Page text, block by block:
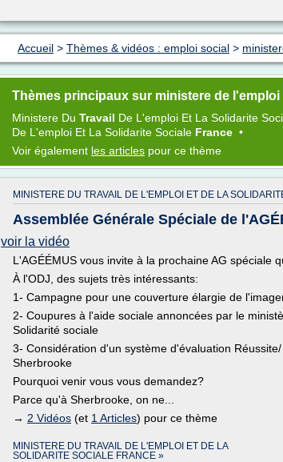
Accueil > Thèmes & vidéos : emploi social >
Thèmes principaux sur ministere de
Ministere Du Travail De L'emploi Et La Solidarite
De L'emploi Et La Solidarite Sociale France •
Voir également les articles pour ce thème
MINISTERE DU TRAVAIL DE L'EMPLOI ET DE LA
Assemblée Générale Spéciale de
voir la vidéo
L'AGÉÉMUS vous invite à la prochaine AG spéciale
À l'ODJ, des sujets très intéressants:
1- Campagne pour une couverture élargie de
2- Coupures à l'aide sociale annoncées par le
Solidarité sociale
3- Considération d'un système d'évaluation
Sherbrooke
Pourquoi venir vous vous demandez?
Parce qu'à Sherbrooke, on ne...
→ 2 Vidéos (et 1 Articles) pour ce thème
MINISTERE DU TRAVAIL DE L'EMPLOI ET DE LA
SOLIDARITE SOCIALE FRANCE »